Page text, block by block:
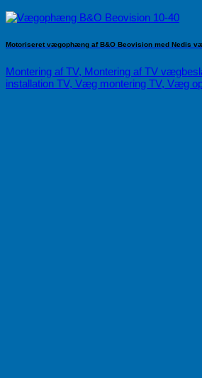
Motoriseret vægophæng af B&O Beovision med Nedis
Montering af TV, Montering af TV
installation TV, Væg montering TV, Væg